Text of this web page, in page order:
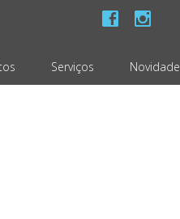
Serviços